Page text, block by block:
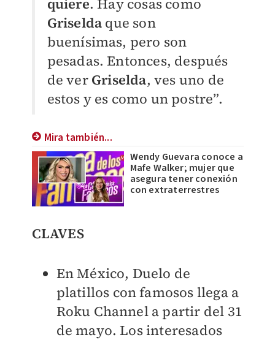
quiere. Hay cosas como
Griselda que son
buenísimas, pero son
pesadas. Entonces, después
de ver Griselda, ves uno de
estos y es como un postre”.
Mira también...
Wendy Guevara conoce a
Mafe Walker; mujer que
asegura tener conexión
con extraterrestres
CLAVES
En México, Duelo de
platillos con famosos llega a
Roku Channel a partir del 31
de mayo. Los interesados